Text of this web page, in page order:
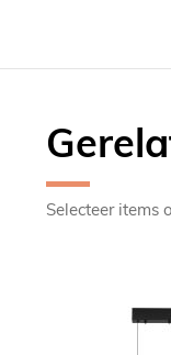
Selecteer items